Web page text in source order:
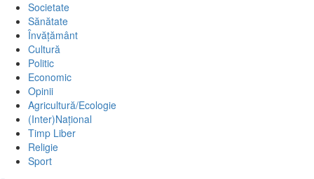
Societate
Sănătate
Învățământ
Cultură
Politic
Economic
Opinii
Agricultură/Ecologie
(Inter)Național
Timp Liber
Religie
Sport